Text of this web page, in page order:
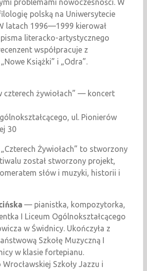
problemami nowoczesności. W
polską na Uniwersytecie
latach 1996—1999 kierował
literacko-artystycznego
współpracuje z
Książki” i „Odra”.
czterech żywiołach” — koncert
ul. Pionierów
30
Żywiołach” to stworzony
został stworzony projekt,
słów i muzyki, historii i
— pianistka, kompozytorka,
I Liceum Ogólnokształcącego
w Świdnicy. Ukończyła z
Szkołę Muzyczną I
w klasie fortepianu.
Wrocławskiej Szkoły Jazzu i